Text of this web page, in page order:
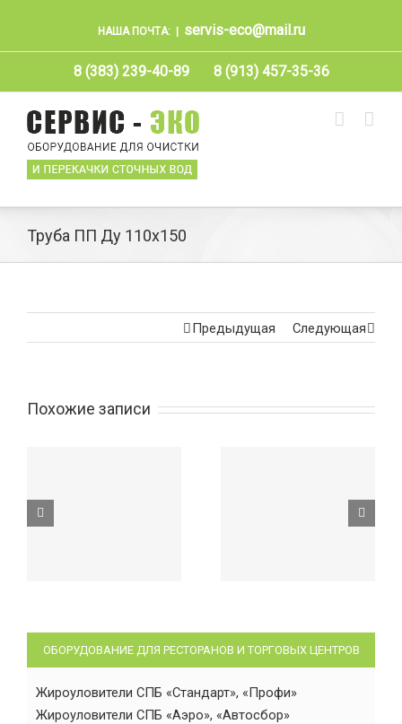
НАША ПОЧТА: servis-eco@mail.ru
8 (383) 239-40-89 8 (913) 457-35-36
Труба ПП Ду 110х150
Предыдущая Следующая
Похожие записи
ОБОРУДОВАНИЕ ДЛЯ РЕСТОРАНОВ И ТОРГОВЫХ ЦЕНТРОВ
Жироуловители СПБ «Стандарт», «Профи»
Жироуловители СПБ «Аэро», «Автосбор»